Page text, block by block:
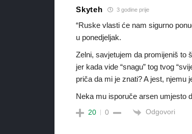
Skyteh 3 godine prije
“Ruske vlasti će nam sigurno
u ponedjeljak.
Zelni, savjetujem da promijeniš
jer kada vide “snagu” tog tvog
priča da mi je znati? A jest, njemu
Neka mu isporuče arsen umjesto
20 0 Odgovori